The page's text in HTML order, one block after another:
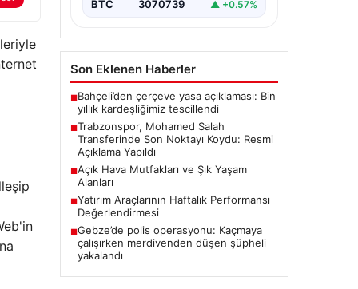
BTC 3070739 ▲ +0.57%
Son Eklenen Haberler
■Bahçeli’den çerçeve yasa açıklaması: Bin
yıllık kardeşliğimiz tescillendi
■Trabzonspor, Mohamed Salah
Transferinde Son Noktayı Koydu: Resmi
Açıklama Yapıldı
■Açık Hava Mutfakları ve Şık Yaşam
Alanları
■Yatırım Araçlarının Haftalık Performansı
Değerlendirmesi
■Gebze’de polis operasyonu: Kaçmaya
çalışırken merdivenden düşen şüpheli
yakalandı